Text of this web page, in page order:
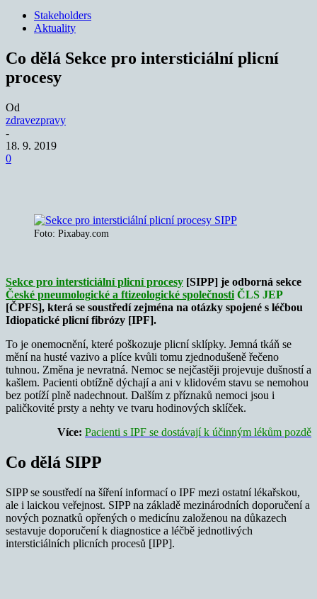
Stakeholders
Aktuality
Co dělá Sekce pro intersticiální plicní
procesy
Od
zdravezpravy
-
18. 9. 2019
0
Foto: Pixabay.com
Sekce pro intersticiální plicní procesy [SIPP] je odborná sekce
České pneumologické a ftizeologické společnosti ČLS JEP
[ČPFS], která se soustředí zejména na otázky spojené s léčbou
Idiopatické plicní fibrózy [IPF].
To je onemocnění, které poškozuje plicní sklípky. Jemná tkáň se
mění na husté vazivo a plíce kvůli tomu zjednodušeně řečeno
tuhnou. Změna je nevratná. Nemoc se nejčastěji projevuje dušností a
kašlem. Pacienti obtížně dýchají a ani v klidovém stavu se nemohou
bez potíží plně nadechnout. Dalším z příznaků nemoci jsou i
paličkovité prsty a nehty ve tvaru hodinových sklíček.
Více: Pacienti s IPF se dostávají k účinným lékům pozdě
Co dělá SIPP
SIPP se soustředí na šíření informací o IPF mezi ostatní lékařskou,
ale i laickou veřejnost. SIPP na základě mezinárodních doporučení a
nových poznatků opřených o medicínu založenou na důkazech
sestavuje doporučení k diagnostice a léčbě jednotlivých
intersticiálních plicních procesů [IPP].